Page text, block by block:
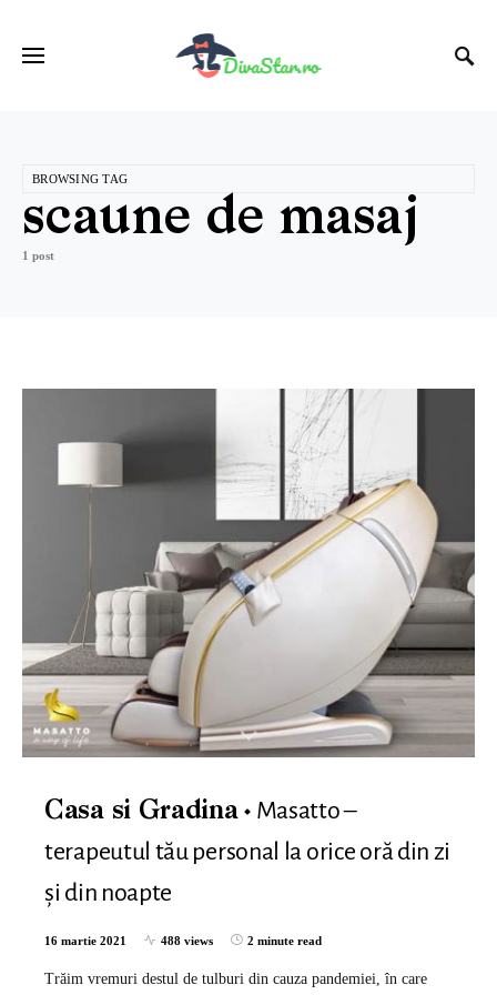
BROWSING TAG
scaune de masaj
1 post
Casa si Gradina
Masatto –
terapeutul tău personal la orice oră din zi
și din noapte
16 martie 2021 488 views 2 minute read
Trăim vremuri destul de tulburi din cauza pandemiei, în care